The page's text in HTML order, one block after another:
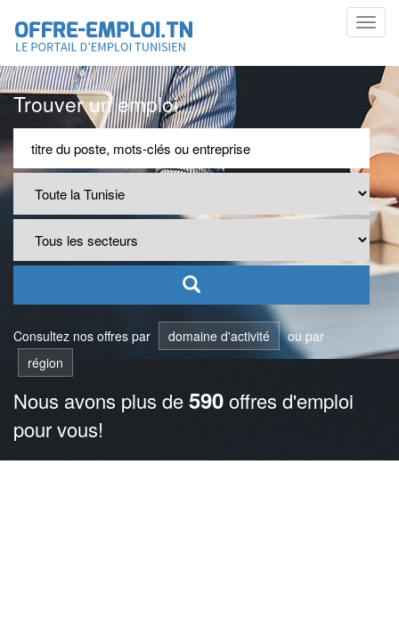
Trouver un emploi
Consultez nos offres par domaine d'activité
ou par
région
Nous avons plus de590offres d'emploi
pour vous!